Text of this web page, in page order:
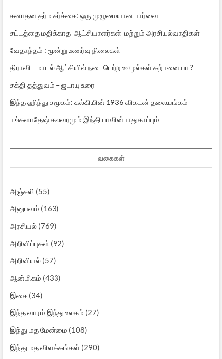
சனாதன தர்ம சர்ச்சை: ஒரு முழுமையான பார்வை
சட்டத்தை மதிக்காத ஆட்சியாளர்கள் மற்றும் அரசியல்வாதிகள்
வேதாந்தம் : மூன்று உணர்வு நிலைகள்
திராவிட மாடல் ஆட்சியில் நடைபெற்ற ஊழல்கள் கற்பனையா ?
சக்தி தத்துவம் – ஜடாயு உரை
இந்த ஹிந்து சமூகம்: கல்கியின் 1936 விகடன் தலையங்கம்
பங்களாதேஷ் கலவரமும் இந்தியாவின்பாதுகாப்பும்
வகைகள்
அஞ்சலி (55)
அனுபவம் (163)
அரசியல்(769)
அறிவிப்புகள்(92)
அறிவியல்(57)
ஆன்மிகம் (433)
இசை(34)
இந்த வாரம் இந்து உலகம் (27)
இந்து மத மேன்மை (108)
இந்து மத விளக்கங்கள்(290)